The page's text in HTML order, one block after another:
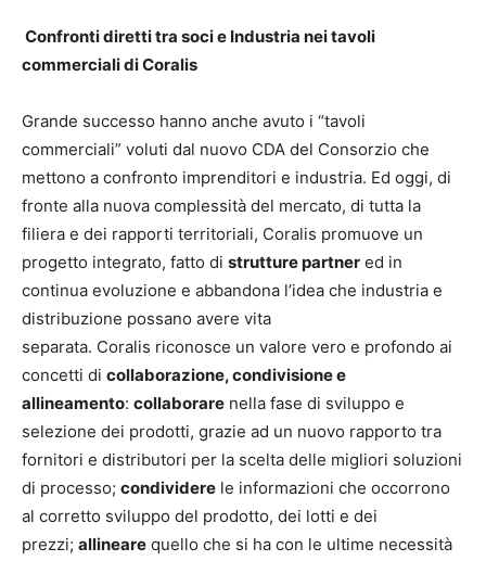
Confronti diretti tra soci e Industria nei tavoli
commerciali di Coralis
Grande successo hanno anche avuto i “tavoli
commerciali” voluti dal nuovo CDA del Consorzio che
mettono a confronto imprenditori e industria. Ed oggi, di
fronte alla nuova complessità del mercato, di tutta la
filiera e dei rapporti territoriali, Coralis promuove un
progetto integrato, fatto di strutture partner ed in
continua evoluzione e abbandona l’idea che industria e
distribuzione possano avere vita
separata. Coralis riconosce un valore vero e profondo ai
concetti di collaborazione, condivisione e
allineamento: collaborare nella fase di sviluppo e
selezione dei prodotti, grazie ad un nuovo rapporto tra
fornitori e distributori per la scelta delle migliori soluzioni
di processo; condividere le informazioni che occorrono
al corretto sviluppo del prodotto, dei lotti e dei
prezzi; allineare quello che si ha con le ultime necessità